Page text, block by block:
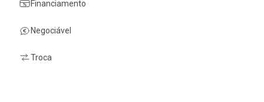
Financiamento
Negociável
Troca